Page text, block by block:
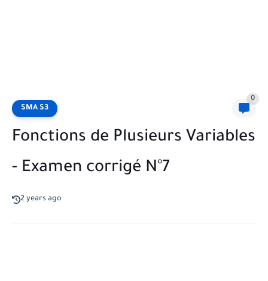
SMA S3
0
Fonctions de Plusieurs Variables
- Examen corrigé N°7
2 years ago